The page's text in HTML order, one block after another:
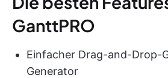
GanttPRO
Einfacher Drag-and-Drop-
Generator